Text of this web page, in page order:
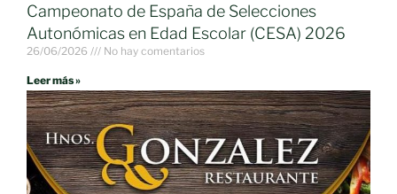
Campeonato de España de Selecciones
Autonómicas en Edad Escolar (CESA) 2026
26/06/2026 No hay comentarios
Leer más »